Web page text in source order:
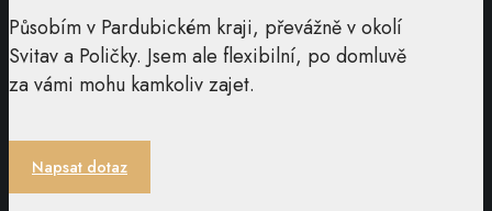
Působím v Pardubickém kraji, převážně v okolí
Svitav a Poličky. Jsem ale flexibilní, po domluvě
za vámi mohu kamkoliv zajet.
Napsat dotaz